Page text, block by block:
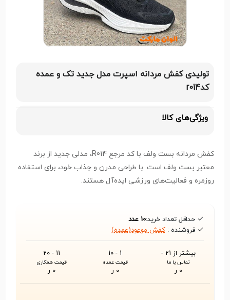
تولیدی کفش مردانه اسپرت مدل جدید تک و عمده
کدr014
ویژگی‌های کالا
کفش مردانه بست ولف با کد مرجع R014، مدلی جدید از برند
معتبر بست ولف است. با طراحی مدرن و جذاب خود، برای استفاده
روزمره و فعالیت‌های ورزشی ایده‌آل هستند.
حداقل تعداد خرید:10 عدد
فروشنده :کفش موعود(عمده)
بیشتر از 21 -
تماس با ما
0 ر
1 - 10
قیمت عمده
0 ر
11 - 20
قیمت همکاری
0 ر